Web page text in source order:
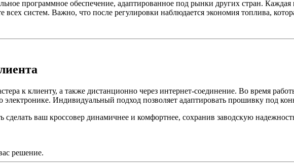
программное обеспечение, адаптированное под рынки других стран.
систем. Важно, что после регулировки наблюдается экономия топлива,
к клиенту, а также дистанционно через интернет-соединение. Во время
электронике. Индивидуальный подход позволяет адаптировать прошивку под
ваш кроссовер динамичнее и комфортнее, сохранив заводскую
решение.